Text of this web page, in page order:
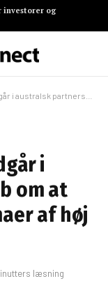
investorer og
om at levere naturlige aromaer af høj kvalitet
i
om at
af høj
læsning